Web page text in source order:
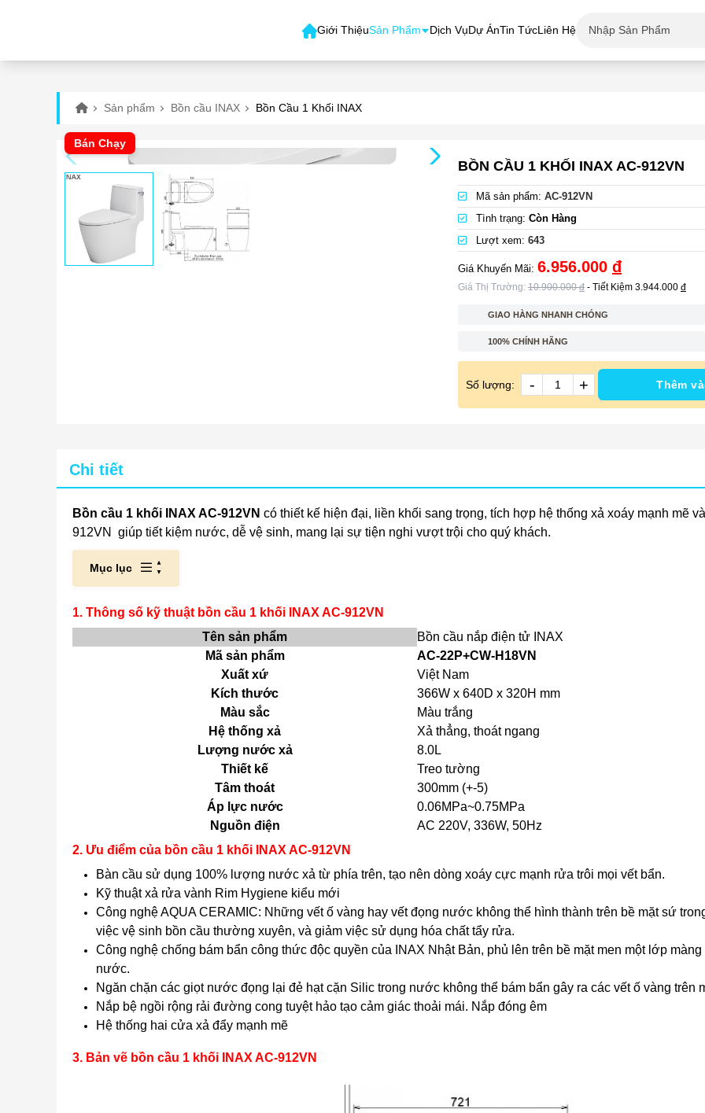
Giới ThiệuSản Phẩm Dịch VụDự ÁnTin TứcLiên Hệ
Sản phẩm Bồn cầu INAX Bồn Cầu 1 Khối INAX
Bán Chạy
BỒN CẦU 1 KHỐI INAX AC-912VN
Mã sản phẩm: AC-912VN
Tình trạng: Còn Hàng
Lượt xem: 643
Giá Khuyến Mãi: 6.956.000 đ
Giá Thị Trường: 10.900.000đ - Tiết Kiệm 3.944.000 đ
GIAO HÀNG NHANH CHÓNG
100% CHÍNH HÃNG
Số lượng: - + Thêm
Chi tiết
Bồn cầu 1 khối INAX AC-912VN có thiết kế hiện đại, liền khối sang trọng, tích hợp hệ thống xả xoáy mạnh mẽ
912VN giúp tiết kiệm nước, dễ vệ sinh, mang lại sự tiện nghi vượt trội cho quý khách.
Mục lục
1. Thông số kỹ thuật bồn cầu 1 khối INAX AC-912VN
Tên sản phẩm
Bồn cầu nắp điện tử INAX
Mã sản phẩm
AC-22P+CW-H18VN
Xuất xứ
Việt Nam
Kích thước
366W x 640D x 320H mm
Màu sắc
Màu trắng
Hệ thống xả
Xả thẳng, thoát ngang
Lượng nước xả
8.0L
Thiết kế
Treo tường
Tâm thoát
300mm (+-5)
Áp lực nước
0.06MPa~0.75MPa
Nguồn điện
AC 220V, 336W, 50Hz
2. Ưu điểm của bồn cầu 1 khối INAX AC-912VN
Bàn cầu sử dụng 100% lượng nước xả từ phía trên, tạo nên dòng xoáy cực mạnh rửa trôi mọi vết bẩn.
Kỹ thuật xả rửa vành Rim Hygiene kiểu mới
Công nghệ AQUA CERAMIC: Những vết ố vàng hay vết đọng nước không thể hình thành trên bề mặt sứ
việc vệ sinh bồn cầu thường xuyên, và giảm việc sử dụng hóa chất tẩy rửa.
Công nghệ chống bám bẩn công thức độc quyền của INAX Nhật Bản, phủ lên trên bề mặt men một lớp
nước.
Ngăn chặn các giọt nước đọng lại đẻ hạt cặn Silic trong nước không thể bám bẩn gây ra các vết ố vàng trên
Nắp bệ ngồi rộng rải đường cong tuyệt hảo tạo cảm giác thoải mái. Nắp đóng êm
Hệ thống hai cửa xả đẩy mạnh mẽ
3. Bản vẽ bồn cầu 1 khối INAX AC-912VN